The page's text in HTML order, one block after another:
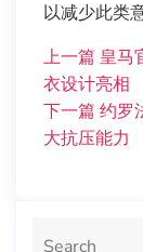
以减少此类
上一篇 皇马
衣设计亮相
下一篇 约罗
大抗压能力